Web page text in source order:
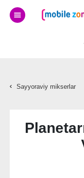
Sayyoraviy mikserlar